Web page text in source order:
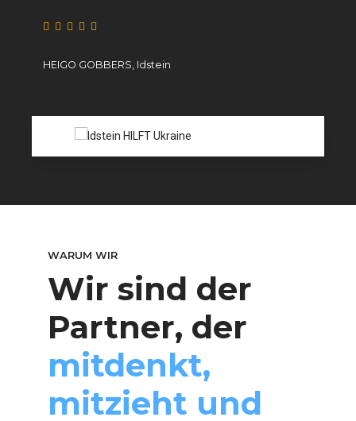
HEIGO GOBBERS, Idstein
WARUM WIR
Wir sind der
Partner, der
mitdenkt,
mitzieht und